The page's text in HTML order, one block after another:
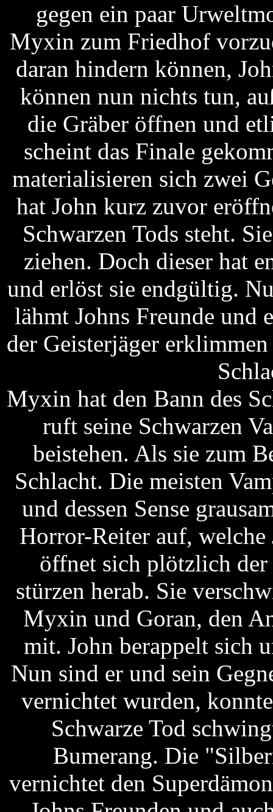
gegen ein paar
Myxin zum Friedhof
daran hindern können,
können nun nichts tun,
die Gräber öffnen und
scheint das Finale
materialisieren sich zwei
hat John kurz zuvor
Schwarzen Tods steht.
ziehen. Doch dieser hat
und erlöst sie endgültig.
lähmt Johns Freunde und
der Geisterjäger
Myxin hat den Bann des
ruft seine Schwarzen
beistehen. Als sie zum
Schlacht. Die meisten
und dessen Sense
Horror-Reiter auf,
öffnet sich plötzlich
stürzen herab. Sie
Myxin und Goran, den
mit. John berappelt sich
Nun sind er und sein
vernichtet wurden,
Schwarze Tod
Bumerang. Die
vernichtet den